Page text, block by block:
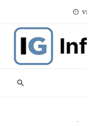
content